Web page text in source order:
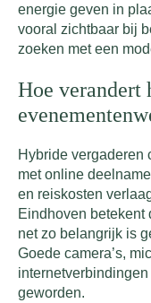
energie geven in
vooral zichtbaar bij
zoeken met een
Hoe verandert
Hybride vergaderen
met online
en reiskosten
Eindhoven betekent
net zo belangrijk is
Goede camera’s,
geworden.